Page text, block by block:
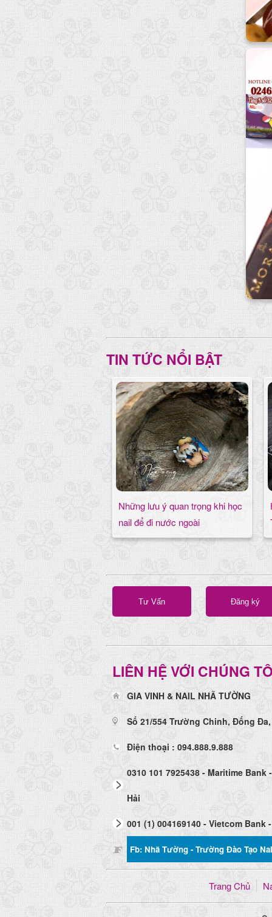
TIN TỨC NỔI BẬT
Những lưu ý quan trọng khi học
nail để đi nước ngoài
Tư Vấn Đăng ký
LIÊN HỆ VỚI CHÚNG
GIA VINH & NAIL NHÃ TƯỜNG
Số 21/554 Trường Chinh, Đống
Điện thoại : 094.888.9.888
0310 101 7925438 - Maritime Bank
Hải
001 (1) 004169140 - Vietcom Bank
Fb: Nhã Tường - Trường Đào Tạo
Trang Chủ